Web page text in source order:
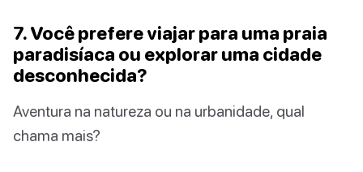
7. Você prefere viajar para uma praia
paradisíaca ou explorar uma cidade
desconhecida?
Aventura na natureza ou na urbanidade, qual
chama mais?